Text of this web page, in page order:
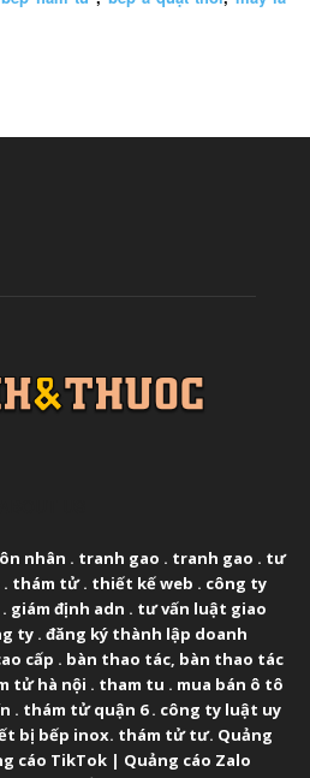
nhân . tranh gao . tranh gao . tư
. thám tử. thiết kế web . công ty
. giám định adn . tư vấn luật giao
ty. đăng ký thành lập doanh
cấp . bàn thao tác, bàn thao tác
tử hà nội . tham tu . mua bán ô tô
. thám tử quận 6. công ty luật uy
bị bếp inox. thám tử tư. Quảng
cáo TikTok| Quảng cáo Zalo